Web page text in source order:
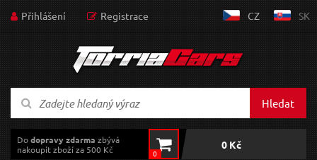
Přihlášení Registrace CZ SK
Hledat
Dodopravy zdarma zbývá
nakoupit zboží za 500 Kč
0
0 Kč